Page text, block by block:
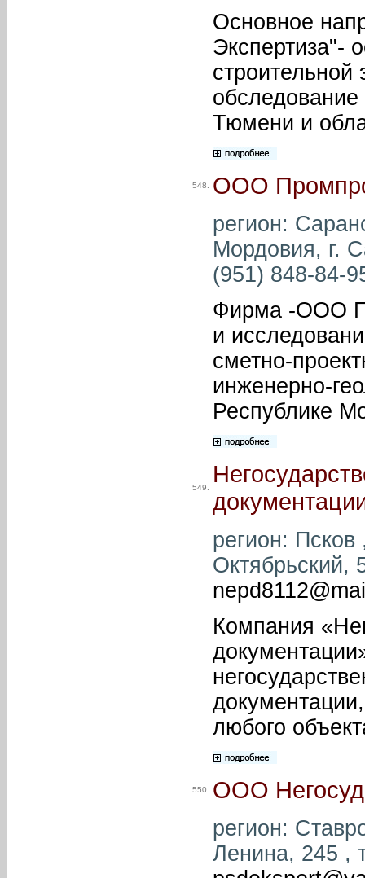
Основное
Экспертиза"-
строительной
Тюмени и
548. ООО
регион:
Мордовия, г.
(951) 848-84-
Фирма -ООО
и
сметно-
инженерно-
Республике
549.
регион:
Октябрьский,
Компания
любого
550. ООО
регион:
Ленина, 245 ,